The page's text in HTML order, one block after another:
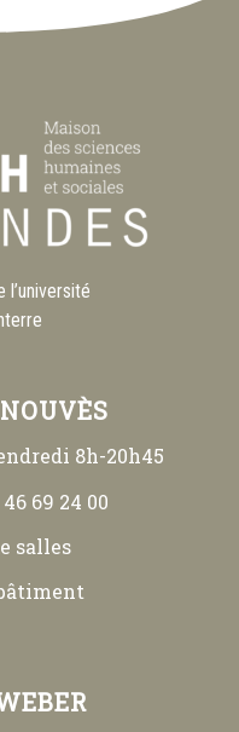
l’université
8h-20h45
69 24 00
salles